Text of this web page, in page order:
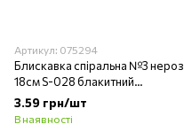
Артикул: 075294
Блискавка спіральна №3 нероз
18см S-028 блакитний
яскравий з кордом SBS
3.59 грн/шт
В наявності